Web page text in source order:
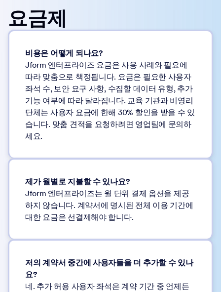
요금제
비용은 어떻게 되나요?
Jform 엔터프라이즈 요금은 사용 사례와 필요에
따라 맞춤으로 책정됩니다. 요금은 필요한 사용자
좌석 수, 보안 요구 사항, 수집할 데이터 유형, 추가
기능 여부에 따라 달라집니다. 교육 기관과 비영리
단체는 사용자 요금에 한해 30% 할인을 받을 수 있
습니다. 맞춤 견적을 요청하려면 영업팀에 문의하
세요.
제가 월별로 지불할 수 있나요?
Jform 엔터프라이즈는 월 단위 결제 옵션을 제공
하지 않습니다. 계약서에 명시된 전체 이용 기간에
대한 요금은 선결제해야 합니다.
저의 계약서 중간에 사용자들을 더 추가할 수 있나
요?
네. 추가 허용 사용자 좌석은 계약 기간 중 언제든